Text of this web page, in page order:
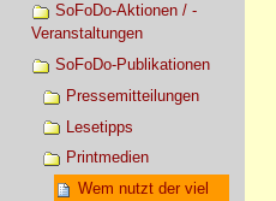
SoFoDo-Aktionen / -
Veranstaltungen
SoFoDo-Publikationen
Pressemitteilungen
Lesetipps
Printmedien
Wem nutzt der viel